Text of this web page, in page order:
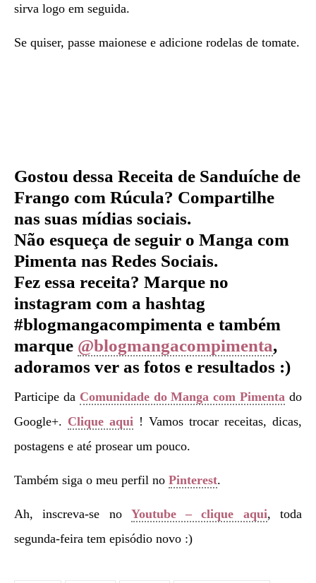
sirva logo em seguida.
Se quiser, passe maionese e adicione rodelas de tomate.
Gostou dessa Receita de Sanduíche de
Frango com Rúcula? Compartilhe
nas suas mídias sociais.
Não esqueça de seguir o Manga com
Pimenta nas Redes Sociais.
Fez essa receita? Marque no
instagram com a hashtag
#blogmangacompimenta e também
marque @blogmangacompimenta,
adoramos ver as fotos e resultados :)
Participe da Comunidade do Manga com Pimenta do
Google+. Clique aqui ! Vamos trocar receitas, dicas,
postagens e até prosear um pouco.
Também siga o meu perfil no Pinterest.
Ah, inscreva-se no Youtube – clique aqui, toda
segunda-feira tem episódio novo :)